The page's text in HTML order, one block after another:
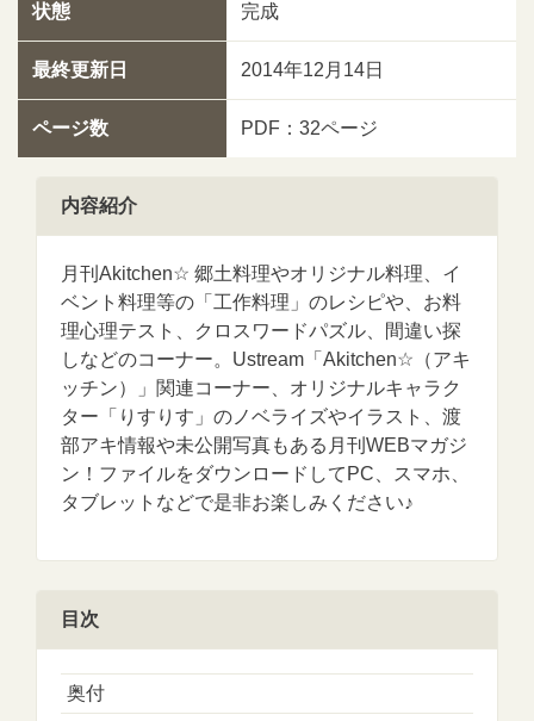
状態 完成
最終更新日 2014年12月14日
ページ数 PDF：32ページ
内容紹介
月刊Akitchen☆ 郷土料理やオリジナル料理、イ
ベント料理等の「工作料理」のレシピや、お料
理心理テスト、クロスワードパズル、間違い探
しなどのコーナー。Ustream「Akitchen☆（アキ
ッチン）」関連コーナー、オリジナルキャラク
ター「りすりす」のノベライズやイラスト、渡
部アキ情報や未公開写真もある月刊WEBマガジ
ン！ファイルをダウンロードしてPC、スマホ、
タブレットなどで是非お楽しみください♪
目次
奥付